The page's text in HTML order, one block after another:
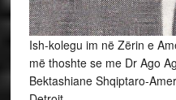
Ish-kolegu im në Zërin e
më thoshte se me Dr Ago
Bektashiane Shqiptaro-